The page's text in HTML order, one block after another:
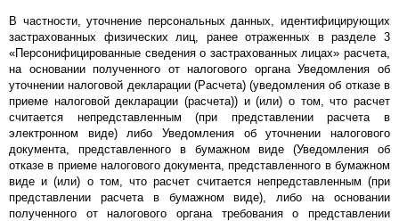
В частности, уточнение персональных данных, идентифицирующих
застрахованных физических лиц, ранее отраженных в разделе 3
«Персонифицированные сведения о застрахованных лицах» расчета,
на основании полученного от налогового органа Уведомления об
уточнении налоговой декларации (Расчета) (уведомления об отказе в
приеме налоговой декларации (расчета)) и (или) о том, что расчет
считается непредставленным (при представлении расчета в
электронном виде) либо Уведомления об уточнении налогового
документа, представленного в бумажном виде (Уведомления об
отказе в приеме налогового документа, представленного в бумажном
виде и (или) о том, что расчет считается непредставленным (при
представлении расчета в бумажном виде), либо на основании
полученного от налогового органа требования о представлении